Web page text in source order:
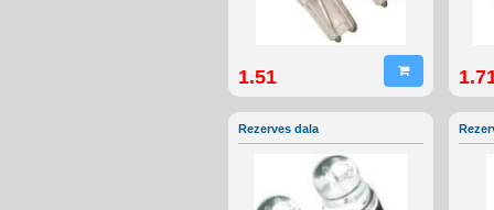
1.51
Rezerves dala